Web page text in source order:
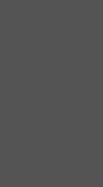
Taleplerinizi bize iletin en